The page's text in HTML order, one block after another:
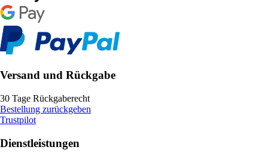
Versand und Rückgabe
30 Tage Rückgaberecht
Bestellung zurückgeben
Trustpilot
Dienstleistungen